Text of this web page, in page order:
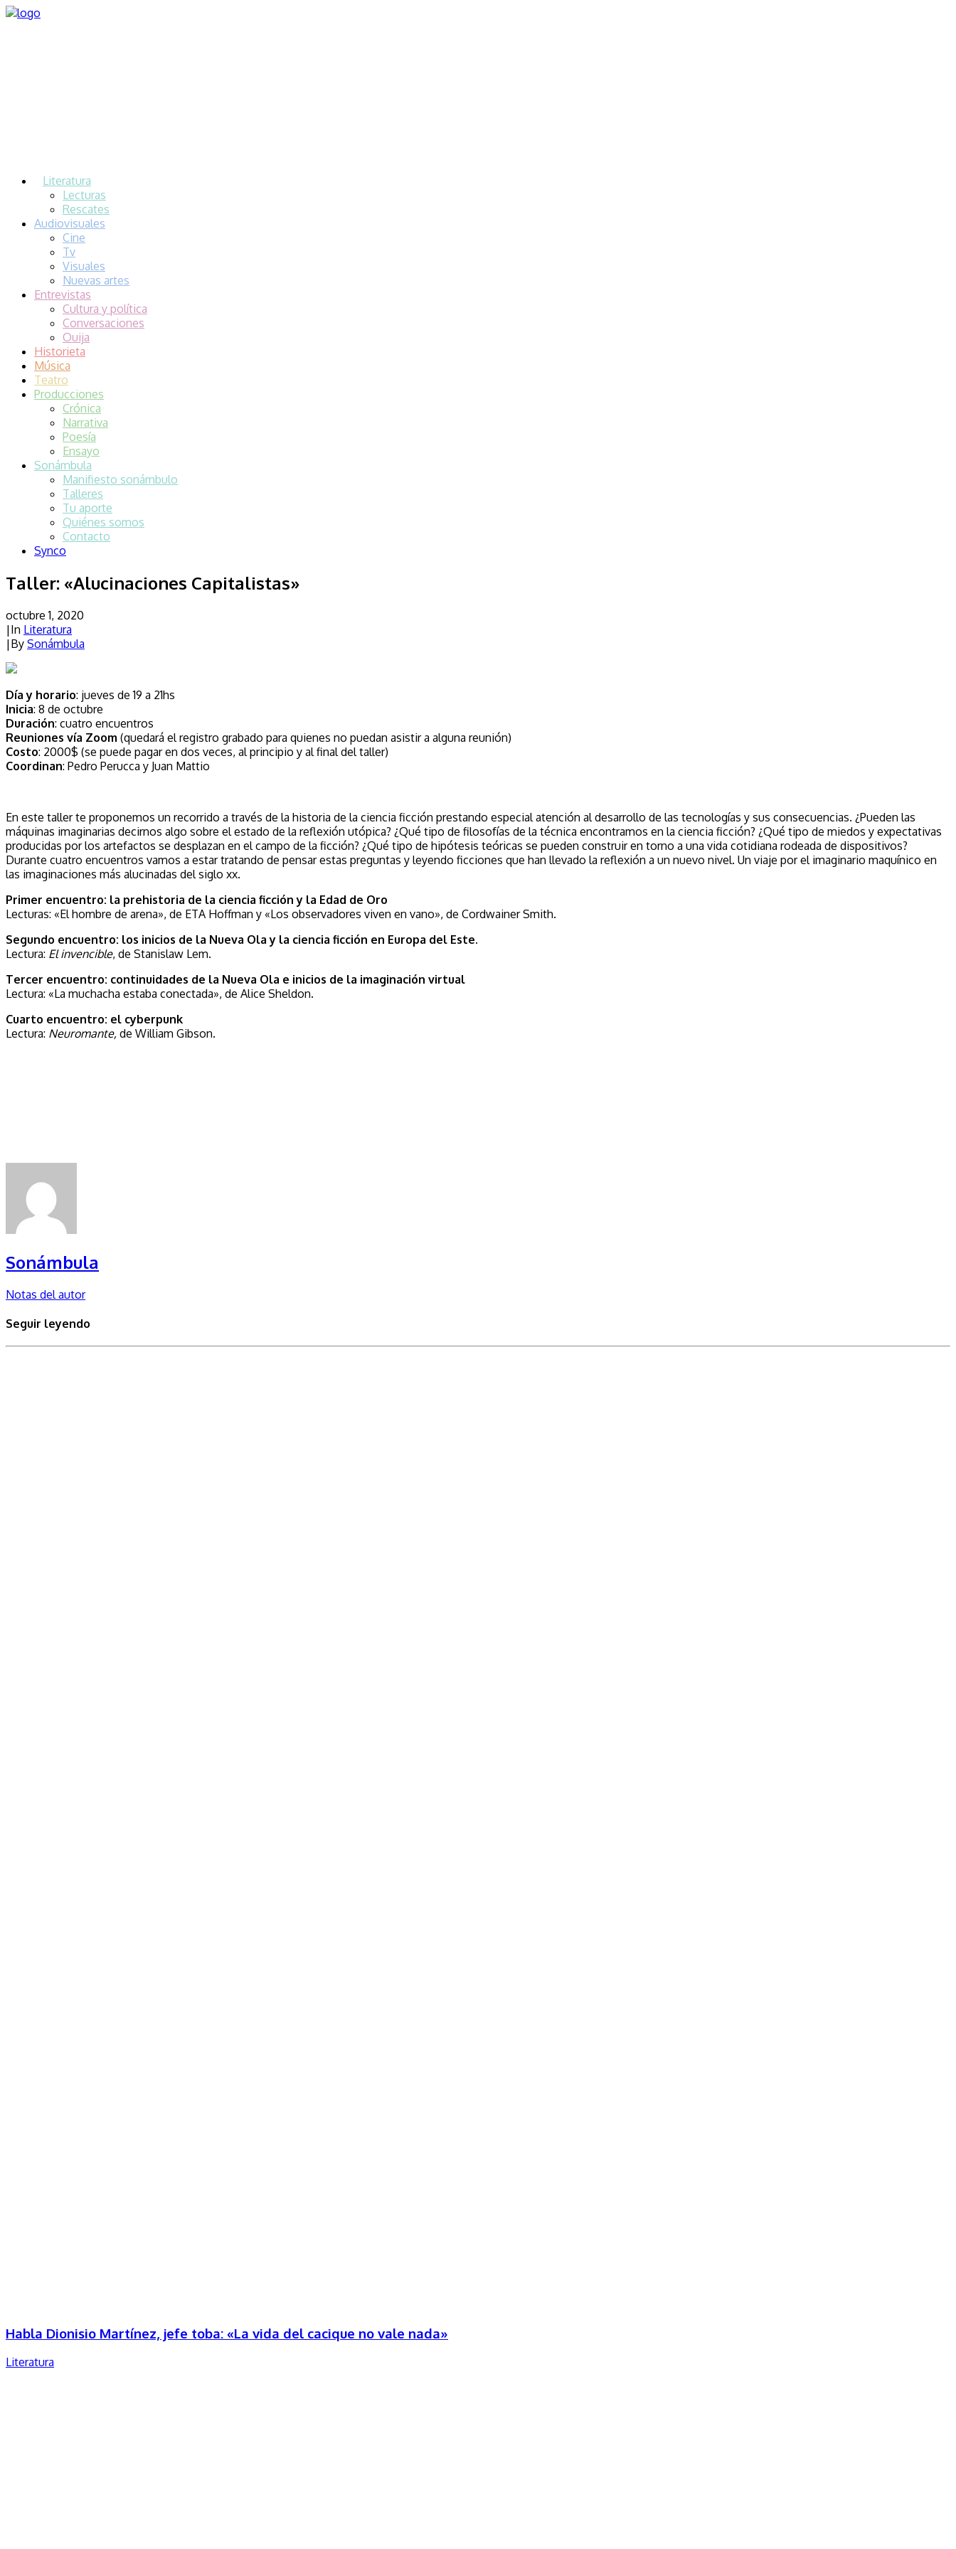
Literatura
Lecturas
Rescates
Audiovisuales
Cine
Tv
Visuales
Nuevas artes
Entrevistas
Cultura y política
Conversaciones
Ouija
Historieta
Música
Teatro
Producciones
Crónica
Narrativa
Poesía
Ensayo
Sonámbula
Manifiesto sonámbulo
Talleres
Tu aporte
Quiénes somos
Contacto
Synco
Taller: «Alucinaciones Capitalistas»
octubre 1, 2020
|In Literatura
|By Sonámbula
Día y horario: jueves de 19 a 21hs
Inicia: 8 de octubre
Duración: cuatro encuentros
Reuniones vía Zoom (quedará el registro grabado para quienes no puedan asistir a alguna reunión)
Costo: 2000$ (se puede pagar en dos veces, al principio y al final del taller)
Coordinan: Pedro Perucca y Juan Mattio
En este taller te proponemos un recorrido a través de la historia de la ciencia ficción prestando especial atención al desarrollo de las tecnologías y sus consecuencias. ¿Pueden las
máquinas imaginarias decirnos algo sobre el estado de la reflexión utópica? ¿Qué tipo de filosofías de la técnica encontramos en la ciencia ficción? ¿Qué tipo de miedos y expectativas
producidas por los artefactos se desplazan en el campo de la ficción? ¿Qué tipo de hipótesis teóricas se pueden construir en torno a una vida cotidiana rodeada de dispositivos?
Durante cuatro encuentros vamos a estar tratando de pensar estas preguntas y leyendo ficciones que han llevado la reflexión a un nuevo nivel. Un viaje por el imaginario maquínico en
las imaginaciones más alucinadas del siglo xx.
Primer encuentro: la prehistoria de la ciencia ficción y la Edad de Oro
Lecturas: «El hombre de arena», de ETA Hoffman y «Los observadores viven en vano», de Cordwainer Smith.
Segundo encuentro: los inicios de la Nueva Ola y la ciencia ficción en Europa del Este.
Lectura: El invencible, de Stanislaw Lem.
Tercer encuentro: continuidades de la Nueva Ola e inicios de la imaginación virtual
Lectura: «La muchacha estaba conectada», de Alice Sheldon.
Cuarto encuentro: el cyberpunk
Lectura: Neuromante, de William Gibson.
Sonámbula
Notas del autor
Seguir leyendo
Habla Dionisio Martínez, jefe toba: «La vida del cacique no vale nada»
Literatura